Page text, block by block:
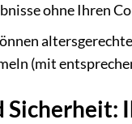
ohne Ihren
(mit
Sicherheit: